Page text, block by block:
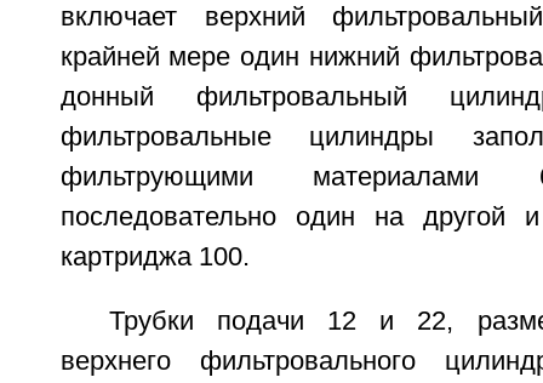
включает верхний
крайней мере один нижний
донный фильтровальный
фильтровальные цилиндры
фильтрующими материалами
последовательно один на другой
картриджа 100.
Трубки подачи 12 и 22,
верхнего фильтровального